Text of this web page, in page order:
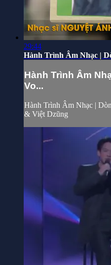
29:44
Hành Trình Âm Nhạc |
Hành Trình Âm
Vo...
Hành Trình Âm Nhạc |
& Việt Dzũng